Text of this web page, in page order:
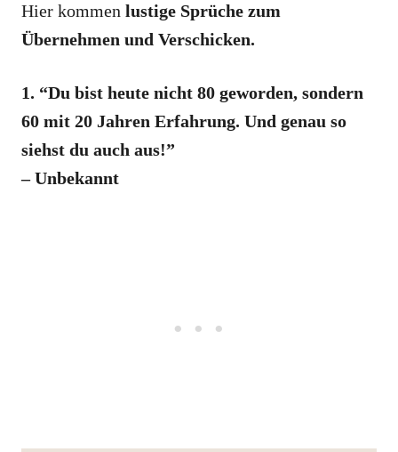
Hier kommen lustige Sprüche zum
Übernehmen und Verschicken.
1. “Du bist heute nicht 80 geworden, sondern
60 mit 20 Jahren Erfahrung. Und genau so
siehst du auch aus!”
– Unbekannt